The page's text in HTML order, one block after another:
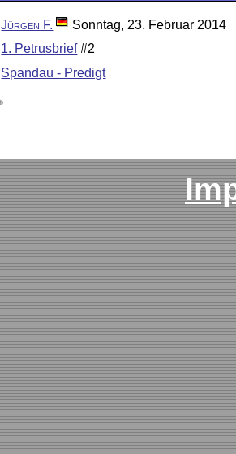
Jürgen F.
Sonntag, 23. Februar 2014
1. Petrusbrief#2
Spandau - Predigt